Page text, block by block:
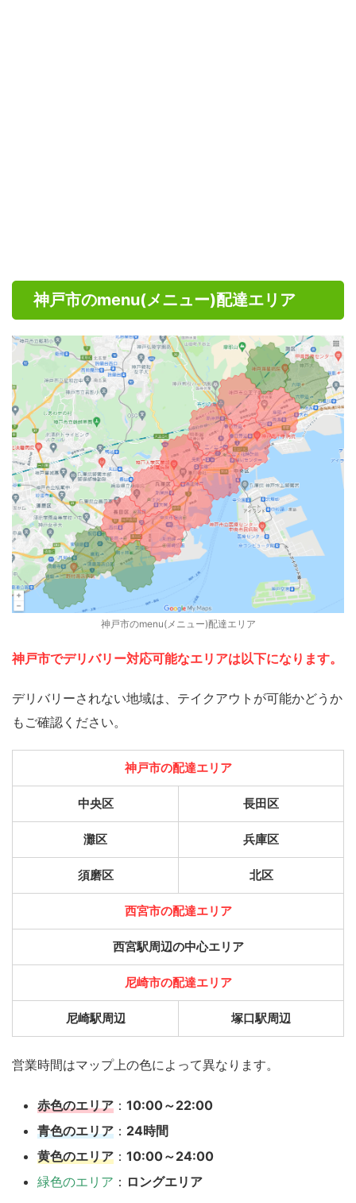
神戸市のmenu(メニュー)配達エリア
神戸市のmenu(メニュー)配達エリア
神戸市でデリバリー対応可能なエリアは以下になります。
デリバリーされない地域は、テイクアウトが可能かどうか
もご確認ください。
神戸市の配達エリア
中央区 長田区
灘区 兵庫区
須磨区 北区
西宮市の配達エリア
西宮駅周辺の中心エリア
尼崎市の配達エリア
尼崎駅周辺 塚口駅周辺
営業時間はマップ上の色によって異なります。
赤色のエリア ： 10:00～22:00
青色のエリア ： 24時間
黄色のエリア ： 10:00～24:00
緑色のエリア ： ロングエリア